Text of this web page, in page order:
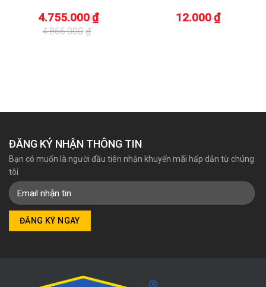
4.866.000 ₫
4.755.000₫ 12.000₫
ĐĂNG KÝ NHẬN THÔNG TIN
Bạn có muốn là người đầu tiên nhận khuyến mãi hấp dẫn từ chúng
tôi